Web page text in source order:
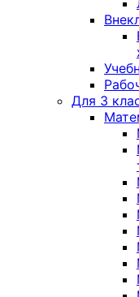
Для 3